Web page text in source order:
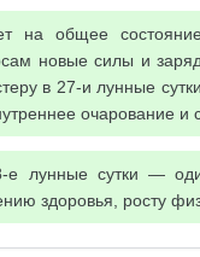
на общее
новые силы и
в 27-и лунные
очарование
е лунные сутки —
здоровья, росту